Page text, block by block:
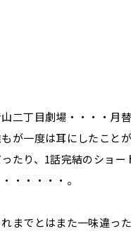
二丁目劇場・・・・月
が一度は耳にしたこと
たり、1話完結のショ
・・・・・・。
れまでとはまた一味違っ